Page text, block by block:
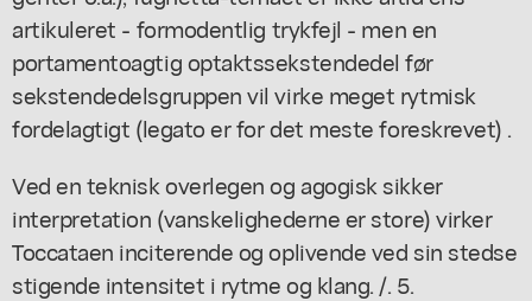
artikuleret - formodentlig trykfejl - men en
portamentoagtig optaktssekstendedel før
sekstendedelsgruppen vil virke meget rytmisk
fordelagtigt (legato er for det meste foreskrevet) .
Ved en teknisk overlegen og agogisk sikker
interpretation (vanskelighederne er store) virker
Toccataen inciterende og oplivende ved sin stedse
stigende intensitet i rytme og klang. /. 5.